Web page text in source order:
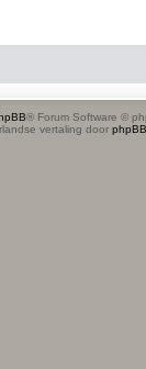
® Forum Software ©
vertaling door